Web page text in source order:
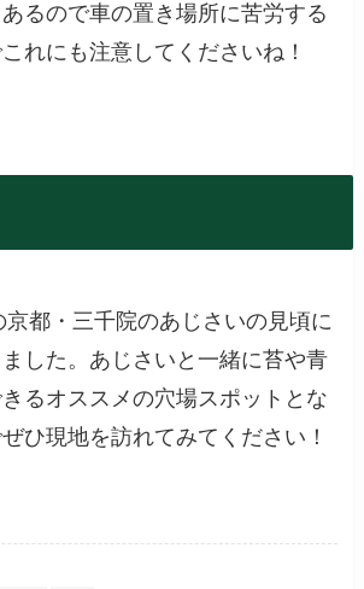
るので車の置き場所に苦労する
れにも注意してくださいね！
都・三千院のあじさいの見頃に
した。あじさいと一緒に苔や青
るオススメの穴場スポットとな
ひ現地を訪れてみてください！